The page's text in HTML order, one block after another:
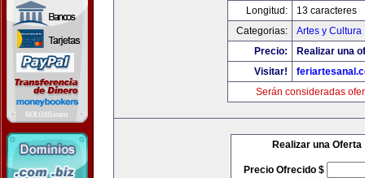
Longitud:
13 caracteres
Categorias:
Artes y Cultura
Precio:
Realizar una
Visitar!
Serán consideradas
Realizar una Oferta
Precio Ofrecido $